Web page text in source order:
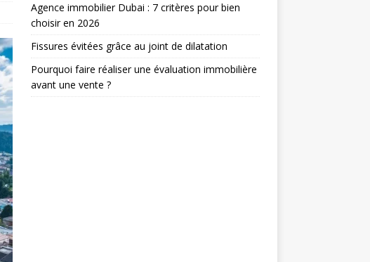
Agence immobilier Dubai : 7 critères pour bien
choisir en 2026
Fissures évitées grâce au joint de dilatation
Pourquoi faire réaliser une évaluation immobilière
avant une vente ?